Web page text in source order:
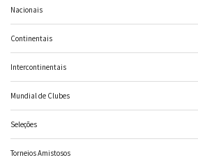
Nacionais
Continentais
Intercontinentais
Mundial de Clubes
Seleções
Torneios Amistosos